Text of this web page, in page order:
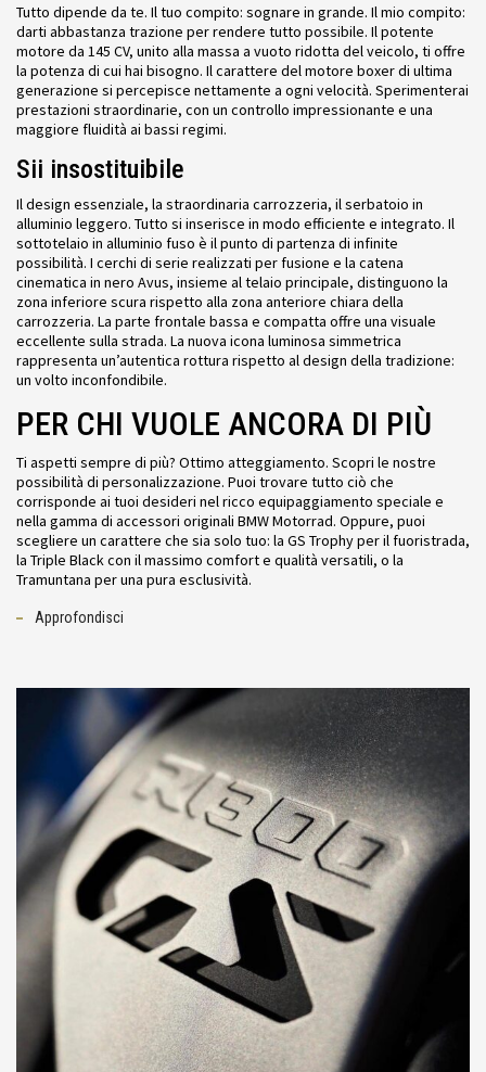
Tutto dipende da te. Il tuo compito: sognare in grande. Il mio compito:
darti abbastanza trazione per rendere tutto possibile. Il potente
motore da 145 CV, unito alla massa a vuoto ridotta del veicolo, ti offre
la potenza di cui hai bisogno. Il carattere del motore boxer di ultima
generazione si percepisce nettamente a ogni velocità. Sperimenterai
prestazioni straordinarie, con un controllo impressionante e una
maggiore fluidità ai bassi regimi.
Sii insostituibile
Il design essenziale, la straordinaria carrozzeria, il serbatoio in
alluminio leggero. Tutto si inserisce in modo efficiente e integrato. Il
sottotelaio in alluminio fuso è il punto di partenza di infinite
possibilità. I cerchi di serie realizzati per fusione e la catena
cinematica in nero Avus, insieme al telaio principale, distinguono la
zona inferiore scura rispetto alla zona anteriore chiara della
carrozzeria. La parte frontale bassa e compatta offre una visuale
eccellente sulla strada. La nuova icona luminosa simmetrica
rappresenta un’autentica rottura rispetto al design della tradizione:
un volto inconfondibile.
PER CHI VUOLE ANCORA DI PIÙ
Ti aspetti sempre di più? Ottimo atteggiamento. Scopri le nostre
possibilità di personalizzazione. Puoi trovare tutto ciò che
corrisponde ai tuoi desideri nel ricco equipaggiamento speciale e
nella gamma di accessori originali BMW Motorrad. Oppure, puoi
scegliere un carattere che sia solo tuo: la GS Trophy per il fuoristrada,
la Triple Black con il massimo comfort e qualità versatili, o la
Tramuntana per una pura esclusività.
Approfondisci